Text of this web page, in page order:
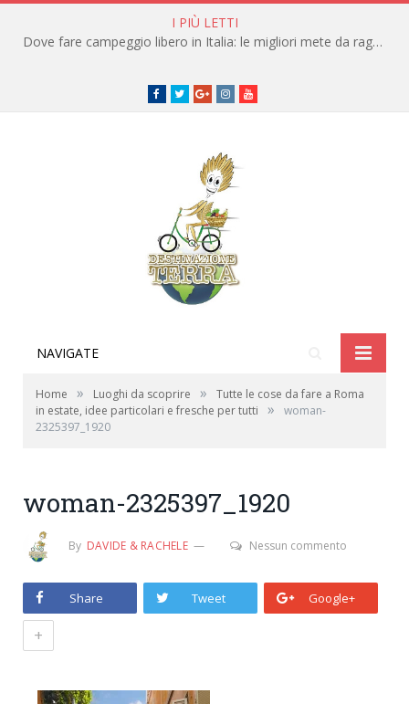
I PIÙ LETTI
Dove fare campeggio libero in Italia: le migliori mete da raggiungere in traghetto
Facebook
TwitterGoogle+instagramyoutube
NAVIGATE
Home » Luoghi da scoprire »
Tutte le cose da fare a Roma
in estate, idee particolari e fresche per tutti
»
woman-
2325397_1920
woman-2325397_1920
By DAVIDE & RACHELE Nessun commento
Share Tweet Google+
+